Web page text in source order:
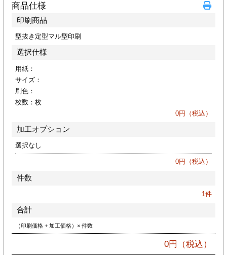
リーブ印刷
加工
リーブ
商品仕様
印刷商品
型抜き定型マル型印刷
選択仕様
用紙：
サイズ：
刷色：
枚数： 枚
0円（税込）
加工オプション
選択なし
0円（税込）
件数
1件
合計
（印刷価格 + 加工価格）× 件数
0円（税込）